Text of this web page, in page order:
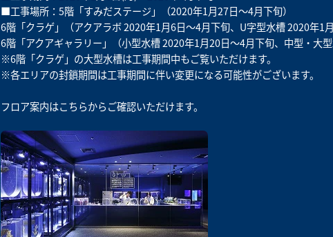
■工事場所：5階「すみだステージ」（2020年1月27日～4月下旬）
6階「クラゲ」（アクアラボ 2020年1月6日～4月下旬、U字型水槽 2020年1
6階「アクアギャラリー」（小型水槽 2020年1月20日～4月下旬、中型・大
※6階「クラゲ」の大型水槽は工事期間中もご覧いただけます。
※各エリアの封鎖期間は工事期間に伴い変更になる可能性がございます。
フロア案内はこちらからご確認いただけます。